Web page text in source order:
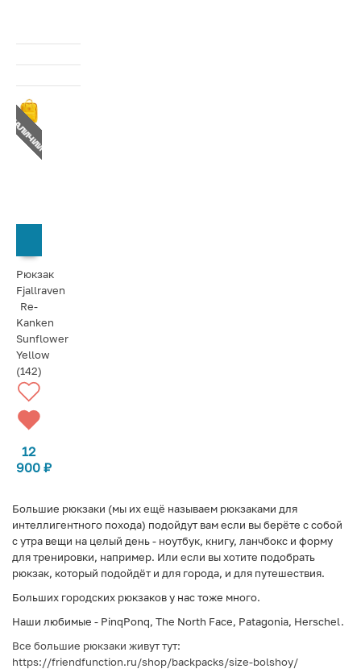
Рюкзак
Fjallraven
Re-
Kanken
Sunflower
Yellow
(142)
12
900 ₽
Большие рюкзаки (мы их ещё называем рюкзаками для
интеллигентного похода) подойдут вам если вы берёте с собой
с утра вещи на целый день - ноутбук, книгу, ланчбокс и форму
для тренировки, например. Или если вы хотите подобрать
рюкзак, который подойдёт и для города, и для путешествия.
Больших городских рюкзаков у нас тоже много.
Наши любимые - PinqPonq, The North Face, Patagonia, Herschel.
Все большие рюкзаки живут тут:
https://friendfunction.ru/shop/backpacks/size-bolshoy/